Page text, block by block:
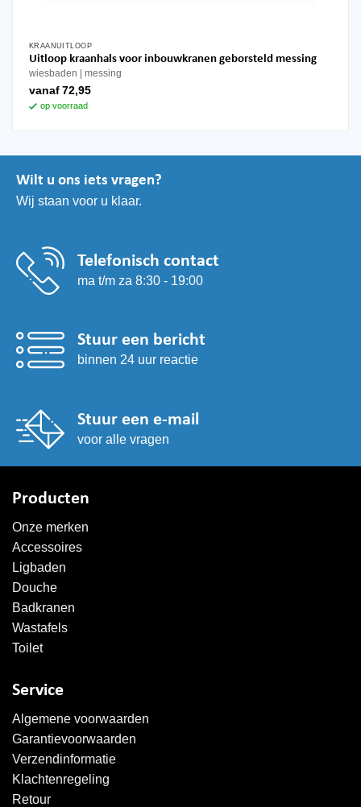
KRAANUITLOOP
Uitloop kraanhals voor inbouwkranen geborsteld messing
wiesbaden messing
vanaf 72,95
op voorraad
Dit
product
meerdere
gekozen
worden
productpagina
Wilt u ons iets vragen?
Wij staan voor u klaar.
Telefonisch contact
ma t/m za 8:30 - 19:00
Stuur een bericht
binnen 24 uur reactie
Stuur een e-mail
voor alle vragen
Producten
Onze merken
Accessoires
Ligbaden
Douche
Badkranen
Wastafels
Toilet
Service
Algemene voorwaarden
Garantievoorwaarden
Verzendinformatie
Klachtenregeling
Retour